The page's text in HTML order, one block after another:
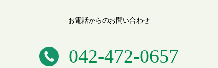
お電話からのお問い合わせ
042-472-0657